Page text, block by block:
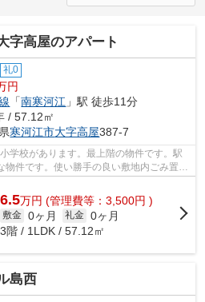
字高屋のアパート
礼0
円
「南寒河江 」駅 徒歩11分
/ 57.12㎡
寒河江市大字高屋387-7
学校があります。最上階の物件です。駅
物件です。使い勝手の良い敷地内ごみ置き
約は...
6.5万円 (管理費等：3,500円 )
敷金 0ヶ月 礼金 0ヶ月
3階 / 1LDK / 57.12㎡
島西